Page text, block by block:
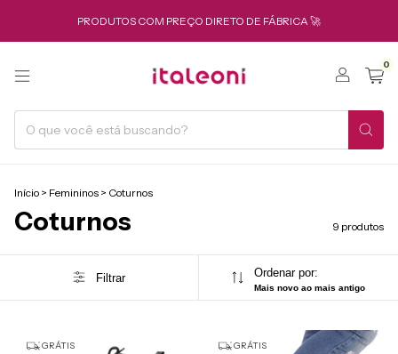
PRODUTOS COM PREÇO DIRETO DE FÁBRICA 🚀
0
Início > Femininos > Coturnos
Coturnos 9 produtos
Filtrar Ordenar por:
Mais novo ao mais antigo
GRÁTIS GRÁTIS